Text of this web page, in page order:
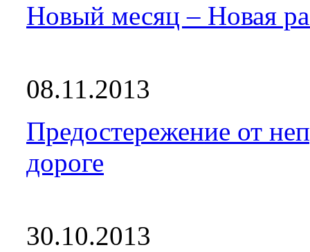
Новый месяц – Новая
08.11.2013
Предостережение от
дороге
30.10.2013